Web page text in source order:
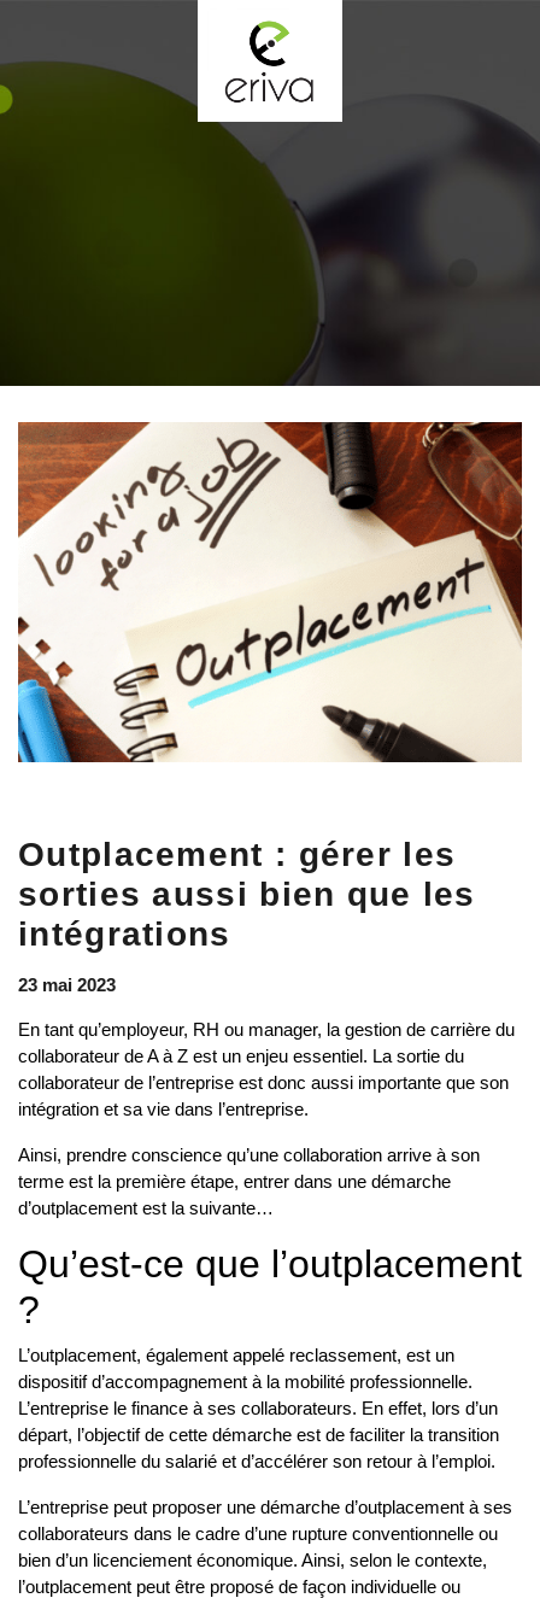
Outplacement : gérer les
sorties aussi bien que les
intégrations
23 mai 2023
En tant qu’employeur, RH ou manager, la gestion de carrière du
collaborateur de A à Z est un enjeu essentiel. La sortie du
collaborateur de l’entreprise est donc aussi importante que son
intégration et sa vie dans l’entreprise.
Ainsi, prendre conscience qu’une collaboration arrive à son
terme est la première étape, entrer dans une démarche
d’outplacement est la suivante…
Qu’est-ce que l’outplacement
?
L’outplacement, également appelé reclassement, est un
dispositif d’accompagnement à la mobilité professionnelle.
L’entreprise le finance à ses collaborateurs. En effet, lors d’un
départ, l’objectif de cette démarche est de faciliter la transition
professionnelle du salarié et d’accélérer son retour à l’emploi.
L’entreprise peut proposer une démarche d’outplacement à ses
collaborateurs dans le cadre d’une rupture conventionnelle ou
bien d’un licenciement économique. Ainsi, selon le contexte,
l’outplacement peut être proposé de façon individuelle ou